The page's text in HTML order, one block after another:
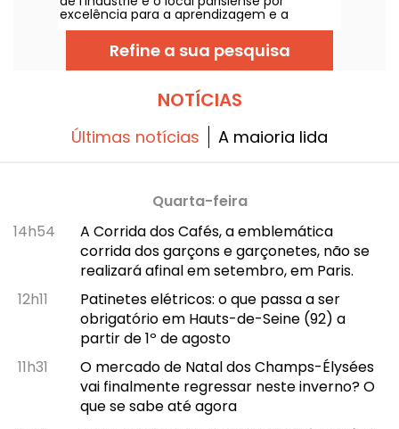
excelência para a aprendizagem e a
experimentação. Para as crianças dos 5 aos
10 anos, as crianças podem descobrir o
mundo que as rodeia utilizando os seus
cinco sentidos.
Refine a sua pesquisa
NOTÍCIAS
Últimas notícias A maioria lida
Quarta-feira
14h54
A Corrida dos Cafés, a emblemática
corrida dos garçons e garçonetes, não se
realizará afinal em setembro, em Paris.
12h11
Patinetes elétricos: o que passa a ser
obrigatório em Hauts-de-Seine (92) a
partir de 1º de agosto
11h31
O mercado de Natal dos Champs-Élysées
vai finalmente regressar neste inverno? O
que se sabe até agora